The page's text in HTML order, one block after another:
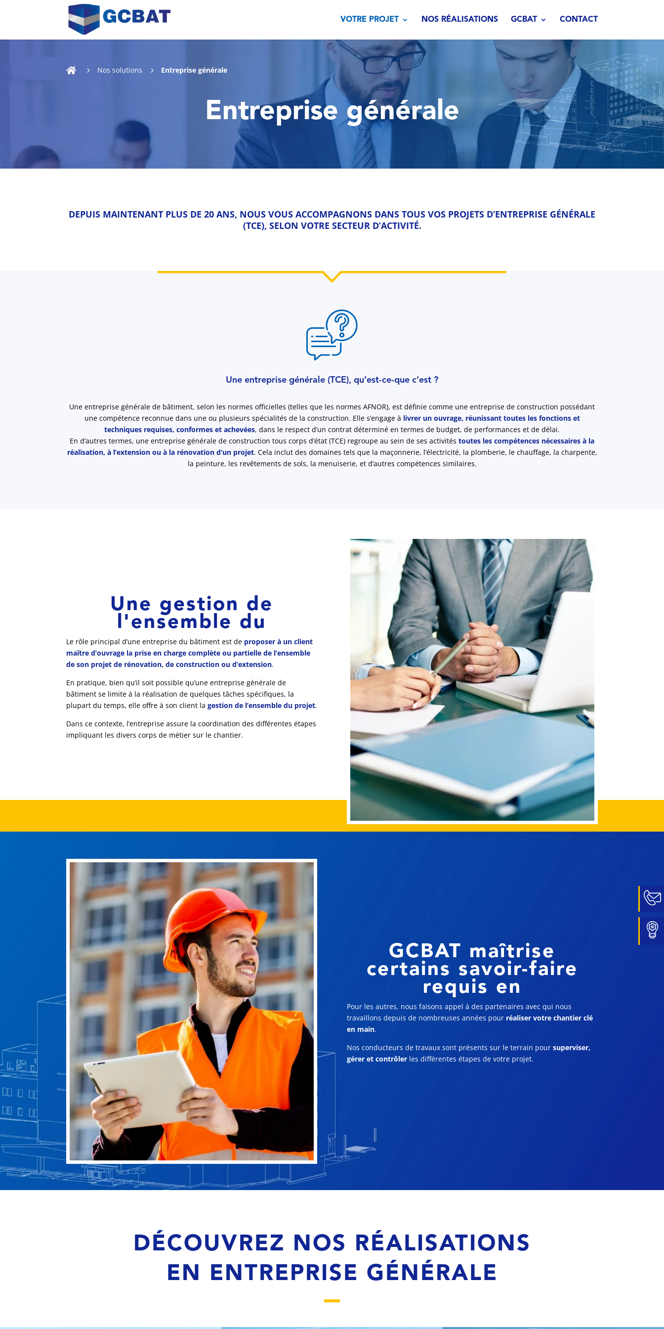
VOTRE PROJET NOS RÉALISATIONS GCBAT CONTACT
 5 Nos solutions 5 Entreprise générale
Entreprise générale
DEPUIS MAINTENANT PLUS DE 20 ANS, NOUS VOUS ACCOMPAGNONS DANS TOUS VOS PROJETS D’ENTREPRISE GÉNÉRALE
(TCE), SELON VOTRE SECTEUR D’ACTIVITÉ.
Une entreprise générale (TCE), qu’est-ce-que c’est ?
Une entreprise générale de bâtiment, selon les normes officielles (telles que les normes AFNOR), est définie comme une entreprise de construction possédant
une compétence reconnue dans une ou plusieurs spécialités de la construction. Elle s’engage à livrer un ouvrage, réunissant toutes les fonctions et
techniques requises, conformes et achevées, dans le respect d’un contrat déterminé en termes de budget, de performances et de délai.
En d’autres termes, une entreprise générale de construction tous corps d’état (TCE) regroupe au sein de ses activités toutes les compétences nécessaires à la
réalisation, à l’extension ou à la rénovation d’un projet. Cela inclut des domaines tels que la maçonnerie, l’électricité, la plomberie, le chauffage, la charpente,
la peinture, les revêtements de sols, la menuiserie, et d’autres compétences similaires.
Une gestion de
l'ensemble du
Le rôle principal d’une entreprise du bâtiment est de proposer à un client
maître d’ouvrage la prise en charge complète ou partielle de l’ensemble
de son projet de rénovation, de construction ou d’extension.
En pratique, bien qu’il soit possible qu’une entreprise générale de
bâtiment se limite à la réalisation de quelques tâches spécifiques, la
plupart du temps, elle offre à son client lagestion de l’ensemble du projet.
Dans ce contexte, l’entreprise assure la coordination des différentes étapes
impliquant les divers corps de métier sur le chantier.
GCBAT maîtrise
certains savoir-faire
requis en
Pour les autres, nous faisons appel à des partenaires avec qui nous
travaillons depuis de nombreuses années pour réaliser votre chantier clé
en main.
Nos conducteurs de travaux sont présents sur le terrain pour superviser,
gérer et contrôlerles différentes étapes de votre projet.
DÉCOUVREZ NOS RÉALISATIONS
EN ENTREPRISE GÉNÉRALE